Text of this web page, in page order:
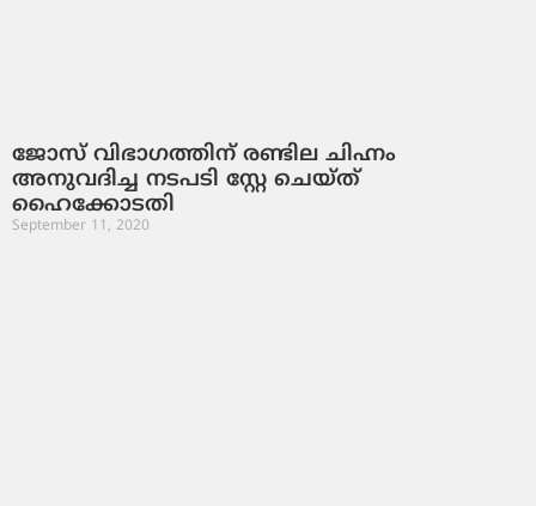
ജോസ് വിഭാഗത്തിന് രണ്ടില ചിഹ്നം
അനുവദിച്ച നടപടി സ്റ്റേ ചെയ്ത്
ഹൈക്കോടതി
September 11, 2020